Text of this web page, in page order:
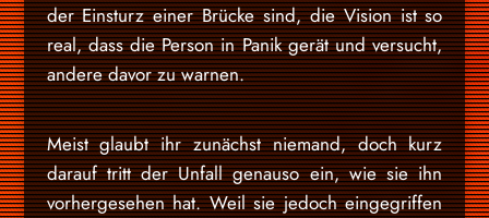
der Einsturz einer Brücke sind, die Vision ist so
real, dass die Person in Panik gerät und versucht,
andere davor zu warnen.
Meist glaubt ihr zunächst niemand, doch kurz
darauf tritt der Unfall genauso ein, wie sie ihn
vorhergesehen hat. Weil sie jedoch eingegriffen